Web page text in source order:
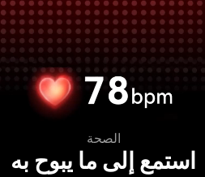
الأزياء
ابتكر مظهرك كيفما تشاء.